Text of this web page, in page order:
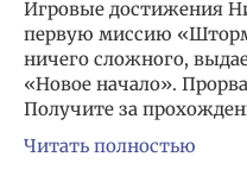
Игровые достижения
первую миссию
ничего сложного,
«Новое начало».
Получите за
Читать полностью